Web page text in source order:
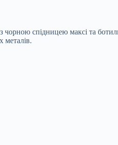
чорною спідницею максі та
металів.